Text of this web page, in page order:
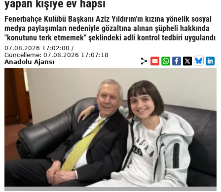
yapan kişiye ev hapsi
Fenerbahçe Kulübü Başkanı Aziz Yıldırım'ın kızına yönelik sosyal
medya paylaşımları nedeniyle gözaltına alınan şüpheli hakkında
"konutunu terk etmemek" şeklindeki adli kontrol tedbiri uygulandı
07.08.2026 17:02:00 /
Güncelleme: 07.08.2026 17:07:18
Anadolu Ajansı